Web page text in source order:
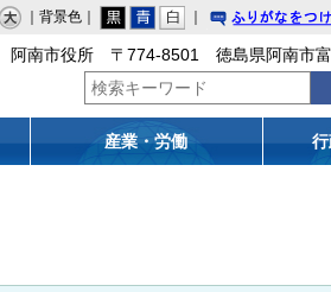
｜背景色｜
｜
りがなをつ
阿南市役所 〒774-8501 徳島県阿南市
産業・労働